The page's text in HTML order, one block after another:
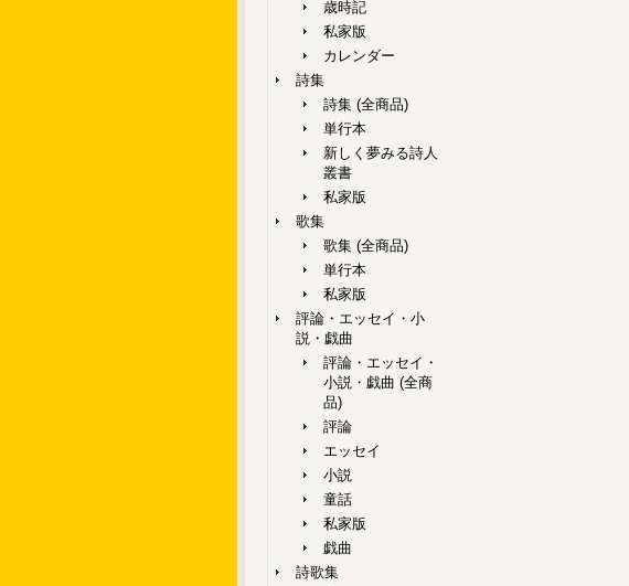
歳時記
私家版
カレンダー
詩集
詩集 (全商品)
単行本
新しく夢みる詩人
叢書
私家版
歌集
歌集 (全商品)
単行本
私家版
評論・エッセイ・小
説・戯曲
評論・エッセイ・
小説・戯曲 (全商
品)
評論
エッセイ
小説
童話
私家版
戯曲
詩歌集